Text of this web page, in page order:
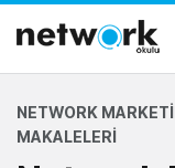
NETWORK
MAKALELERI